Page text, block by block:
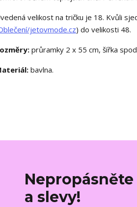
velikost na tričku je 18. Kvůli
jetovmode.cz) do velikosti 48.
průramky 2 x 55 cm, šířka
bavlna.
a slevy!